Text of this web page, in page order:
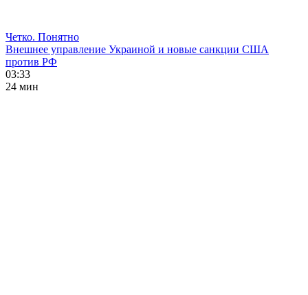
Четко. Понятно
Внешнее управление Украиной и новые санкции США
против РФ
03:33
24 мин